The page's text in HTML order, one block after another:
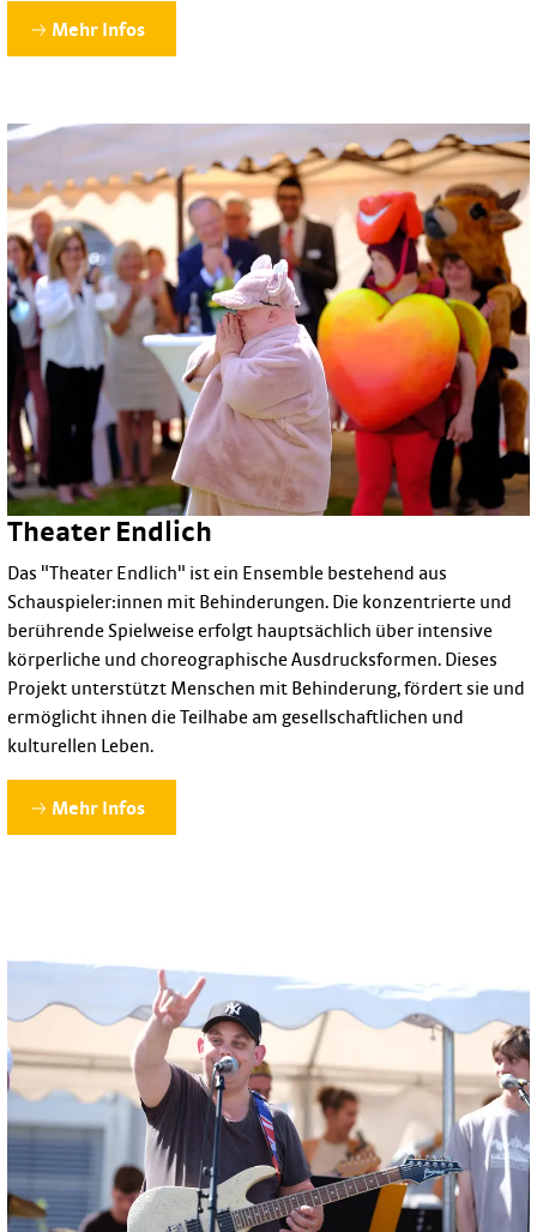
Mehr Infos
Theater Endlich
Das "Theater Endlich" ist ein Ensemble bestehend aus
Schauspieler:innen mit Behinderungen. Die konzentrierte und
berührende Spielweise erfolgt hauptsächlich über intensive
körperliche und choreographische Ausdrucksformen. Dieses
Projekt unterstützt Menschen mit Behinderung, fördert sie und
ermöglicht ihnen die Teilhabe am gesellschaftlichen und
kulturellen Leben.
Mehr Infos